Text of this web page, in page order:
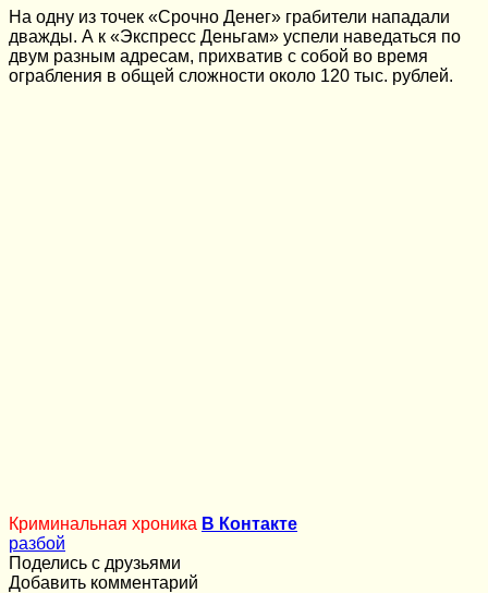
На одну из точек «Срочно Денег» грабители нападали
дважды. А к «Экспресс Деньгам» успели наведаться по
двум разным адресам, прихватив с собой во время
ограбления в общей сложности около 120 тыс. рублей.
Криминальная хроника В Контакте
разбой
Поделись с друзьями
Добавить комментарий